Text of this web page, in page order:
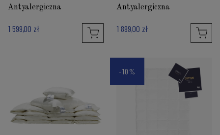
Antyalergiczna
1 599,00 zł
Antyalergiczna
1 899,00 zł
-10%